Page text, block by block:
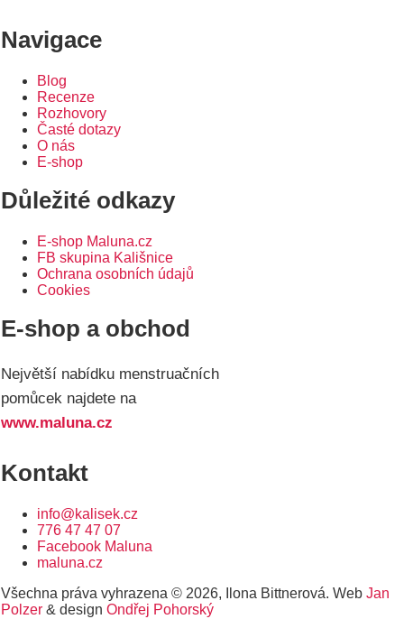
Navigace
Blog
Recenze
Rozhovory
Časté dotazy
O nás
E-shop
Důležité odkazy
E-shop Maluna.cz
FB skupina Kališnice
Ochrana osobních údajů
Cookies
E-shop a obchod
Největší nabídku menstruačních
pomůcek najdete na
www.maluna.cz
Kontakt
info@kalisek.cz
776 47 47 07
Facebook Maluna
maluna.cz
Všechna práva vyhrazena © 2026, Ilona Bittnerová. Web Jan
Polzer & design Ondřej Pohorský